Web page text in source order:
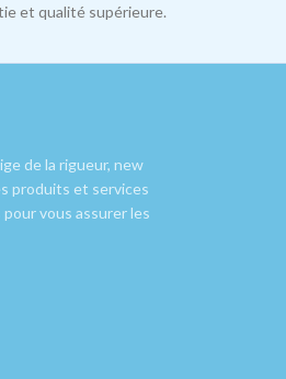
et qualité supérieure.
de la rigueur, new
produits et services
vous assurer les